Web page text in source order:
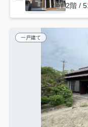
2階 /
一戸建て